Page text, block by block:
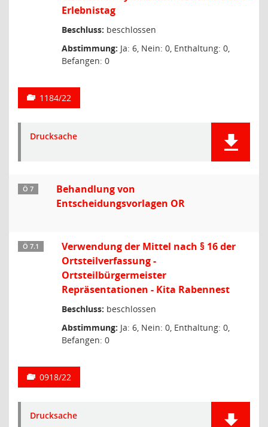
Erlebnistag
Beschluss: beschlossen
Abstimmung: Ja: 6, Nein: 0, Enthaltung: 0,
Befangen: 0
1184/22
Drucksache
Ö 7
Behandlung von
Entscheidungsvorlagen OR
Ö 7.1
Verwendung der Mittel nach § 16 der
Ortsteilverfassung -
Ortsteilbürgermeister
Repräsentationen - Kita Rabennest
Beschluss: beschlossen
Abstimmung: Ja: 6, Nein: 0, Enthaltung: 0,
Befangen: 0
0918/22
Drucksache